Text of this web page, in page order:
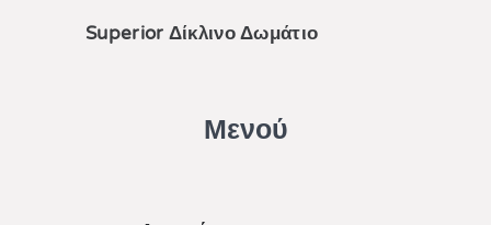
Superior Δίκλινο Δωμάτιο
Μενού